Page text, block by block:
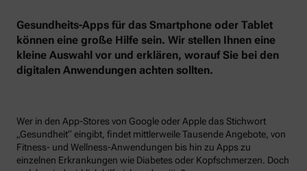
Gesundheits-Apps für das Smartphone oder Tablet
können eine große Hilfe sein. Wir stellen Ihnen eine
kleine Auswahl vor und erklären, worauf Sie bei den
digitalen Anwendungen achten sollten.
Wer in den App-Stores von Google oder Apple das Stichwort
„Gesundheit“ eingibt, findet mittlerweile Tausende Angebote, von
Fitness- und Wellness-Anwendungen bis hin zu Apps zu
einzelnen Erkrankungen wie Diabetes oder Kopfschmerzen. Doch